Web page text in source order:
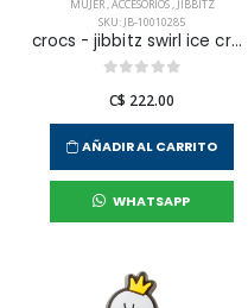
MUJER,ACCESORIOS, JIBBITZ
SKU: JB-10010285
crocs - jibbitz swirl ice cream cone unisex
C$ 222.00
AÑADIR AL CARRITO
WHATSAPP